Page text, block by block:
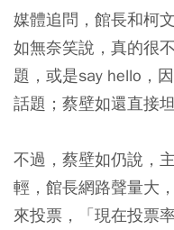
媒體追問，館長和柯
如無奈笑說，真的很
題，或是say hello，
話題；蔡壁如還直接
不過，蔡壁如仍說，
輕，館長網路聲量大
來投票，「現在投票